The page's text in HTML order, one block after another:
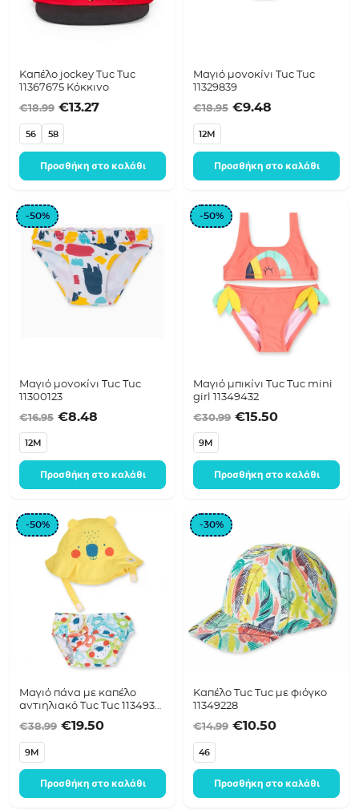
Καπέλο jockey Tuc Tuc
11367675 Κόκκινο
€18.99 Original price was: €18.99.
€13.27Η τρέχουσα τιμή είναι: €13.27.
56 58
Προσθήκη στο καλάθι
Μαγιό μονοκίνι Tuc Tuc
11329839
€18.95 Original price
€9.48
12M
Προσθήκη στο καλάθι
-50%
Μαγιό μονοκίνι Tuc Tuc
11300123
€16.95 Original price was: €16.95.
€8.48 Η τρέχουσα τιμή είναι: €8.48.
12M
Προσθήκη στο καλάθι
-50%
Μαγιό μπικίνι Tuc Tuc mini
girl 11349432
€30.99 Original price
€15.50Η τρέχουσα
9M
Προσθήκη στο καλάθι
-50%
Μαγιό πάνα με καπέλο
αντιηλιακό Tuc Tuc 11349353
€38.99 Original price was: €38.99.
€19.50Η τρέχουσα τιμή είναι: €19.50.
9M
Προσθήκη στο καλάθι
-30%
Καπέλο Tuc Tuc με φιόγκο
11349228
€14.99 Original price
€10.50Η τρέχουσα
46
Προσθήκη στο καλάθι